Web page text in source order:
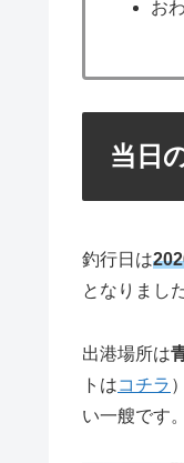
お
当日
釣行日は
となりました
出港場所は
トはコチラ
い一艘です